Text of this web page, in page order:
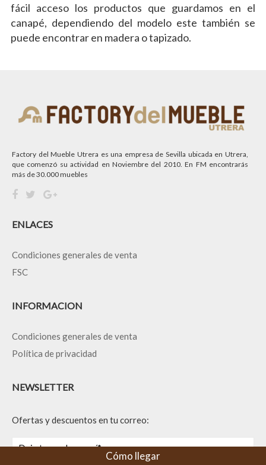
fácil acceso los productos que guardamos en el
canapé, dependiendo del modelo este también se
puede encontrar en madera o tapizado.
Factory del Mueble Utrera es una empresa de Sevilla ubicada en Utrera,
que comenzó su actividad en Noviembre del 2010. En FM encontrarás
más de 30.000 muebles
ENLACES
Condiciones generales de venta
FSC
INFORMACION
Condiciones generales de venta
Política de privacidad
NEWSLETTER
Ofertas y descuentos en tu correo:
Cómo llegar